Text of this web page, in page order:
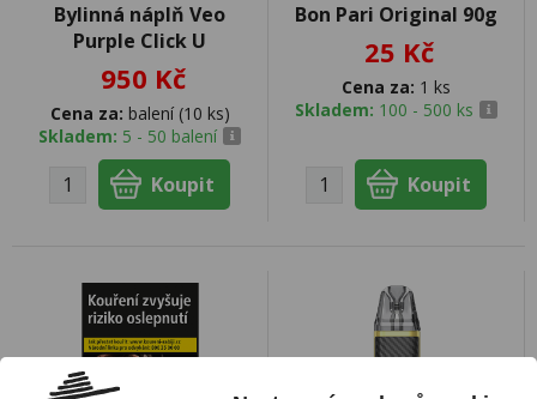
Bylinná náplň Veo
Purple Click U
950 Kč
Cena za: balení (10 ks)
Skladem: 5 - 50 balení
Bon Pari Original 90g
25 Kč
Cena za: 1 ks
Skladem: 100 - 500 ks